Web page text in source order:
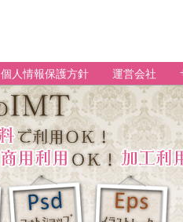
個人情報保護方針 運営会社